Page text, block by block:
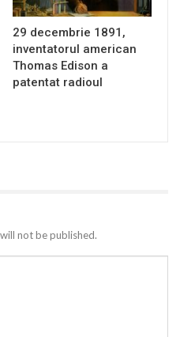
29 decembrie 1891,
inventatorul american
Thomas Edison a
patentat radioul
not be published.